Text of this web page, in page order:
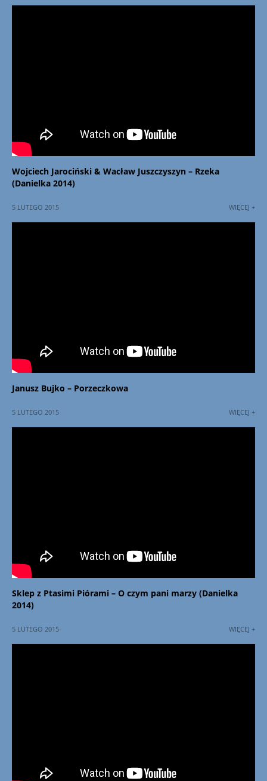
Wojciech Jarociński & Wacław Juszczyszyn – Rzeka
(Danielka 2014)
5 LUTEGO 2015 WIĘCEJ +
Janusz Bujko – Porzeczkowa
5 LUTEGO 2015 WIĘCEJ +
Sklep z Ptasimi Piórami – O czym pani marzy (Danielka
2014)
5 LUTEGO 2015 WIĘCEJ +